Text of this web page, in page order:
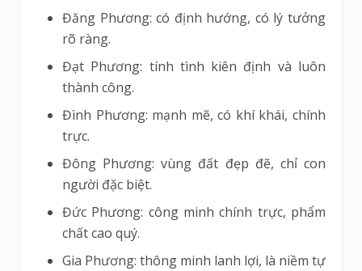
Đăng Phương: có định hướng, có lý tưởng
rõ ràng.
Đạt Phương: tính tình kiên định và luôn
thành công.
Đình Phương: mạnh mẽ, có khí khái, chính
trực.
Đông Phương: vùng đất đẹp đẽ, chỉ con
người đặc biệt.
Đức Phương: công minh chính trực, phẩm
chất cao quý.
Gia Phương: thông minh lanh lợi, là niềm tự